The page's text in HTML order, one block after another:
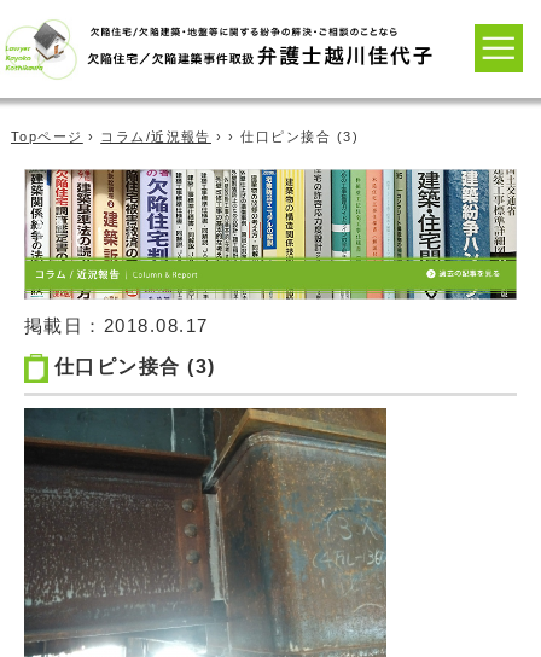
Topページ › コラム/近況報告 › › 仕口ピン接合 (3)
掲載日： 2018.08.17
仕口ピン接合 (3)